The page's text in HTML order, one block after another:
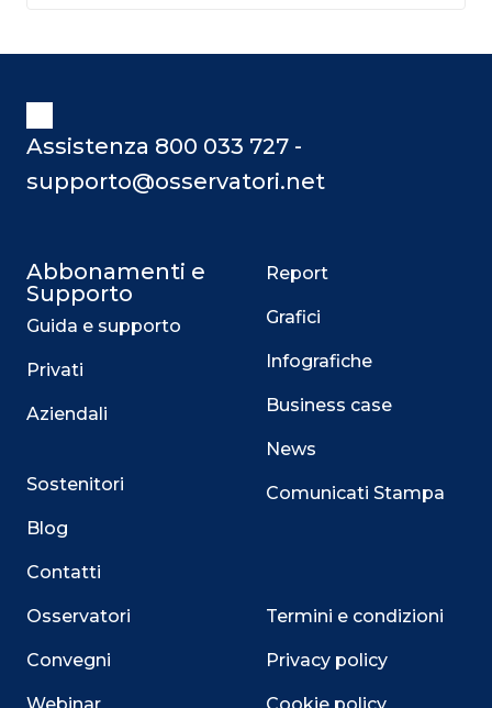
Assistenza 800 033 727 -
supporto@osservatori.net
Abbonamenti e
Supporto
Guida e supporto
Privati
Aziendali
Sostenitori
Blog
Contatti
Osservatori
Convegni
Report
Grafici
Infografiche
Business case
News
Comunicati Stampa
Termini e condizioni
Privacy policy